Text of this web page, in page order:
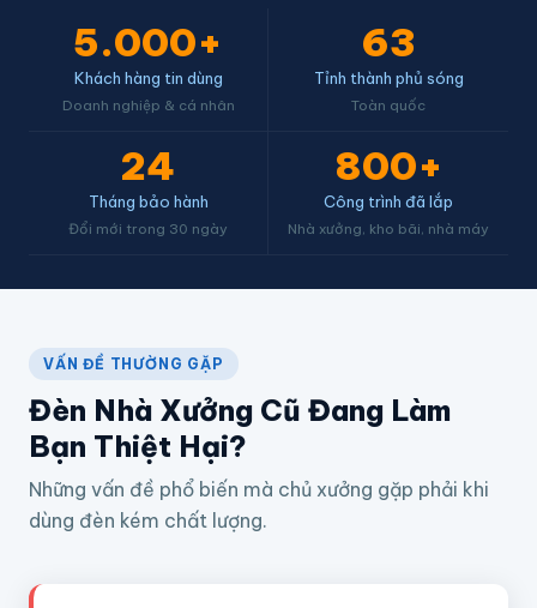
5.000+
Khách hàng tin dùng
Doanh nghiệp & cá nhân
63
Tỉnh thành phủ sóng
Toàn quốc
24
Tháng bảo hành
Đổi mới trong 30 ngày
800+
Công trình đã lắp
Nhà xưởng, kho bãi, nhà máy
VẤN ĐỀ THƯỜNG GẶP
Đèn Nhà Xưởng Cũ Đang Làm
Bạn Thiệt Hại?
Những vấn đề phổ biến mà chủ xưởng gặp phải khi
dùng đèn kém chất lượng.